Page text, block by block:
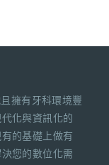
擁有牙科環境豐
化與資訊化的
的基礎上做有
您的數位化需